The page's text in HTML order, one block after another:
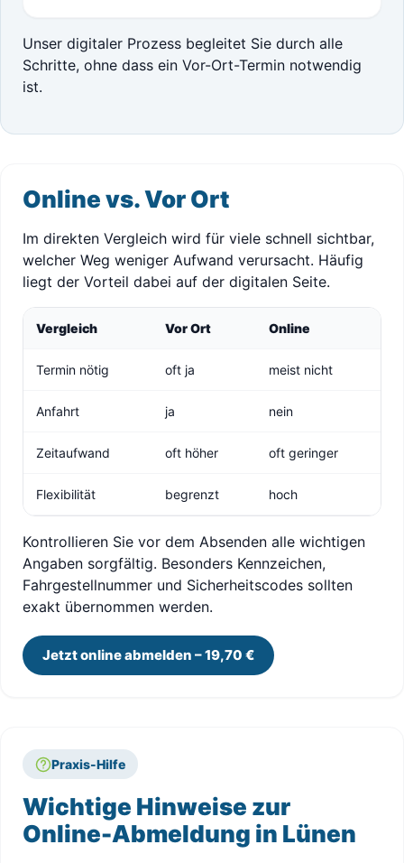
Unser digitaler Prozess begleitet Sie durch alle
Schritte, ohne dass ein Vor-Ort-Termin notwendig
ist.
Online vs. Vor Ort
Im direkten Vergleich wird für viele schnell sichtbar,
welcher Weg weniger Aufwand verursacht. Häufig
liegt der Vorteil dabei auf der digitalen Seite.
Vergleich Vor Ort Online
Termin nötig oft ja meist nicht
Anfahrt ja nein
Zeitaufwand oft höher oft geringer
Flexibilität begrenzt hoch
Kontrollieren Sie vor dem Absenden alle wichtigen
Angaben sorgfältig. Besonders Kennzeichen,
Fahrgestellnummer und Sicherheitscodes sollten
exakt übernommen werden.
Jetzt online abmelden – 19,70 €
Praxis-Hilfe
Wichtige Hinweise zur
Online-Abmeldung in Lünen